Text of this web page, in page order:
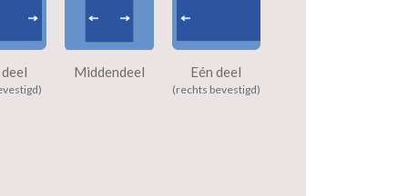
Middendeel Eén deel
(rechts bevestigd)